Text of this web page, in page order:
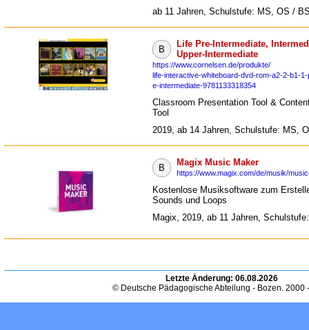
ab 11 Jahren, Schulstufe: MS, OS /
B
Life Pre-Intermediate,
Upper-Intermediate
https://www.cornelsen.de/produkte/
life-interactive-whiteboard-dvd-rom-a2-2-b1-1-
e-intermediate-9781133318354
Classroom Presentation Tool &
Tool
2019, ab 14 Jahren, Schulstufe: MS,
B
Magix Music Maker
https://www.magix.com/de/musik/
Kostenlose Musiksoftware zum
Sounds und Loops
Magix, 2019, ab 11 Jahren,
Letzte Änderung: 06.08.2026
© Deutsche Pädagogische Abteilung - Bozen. 2000